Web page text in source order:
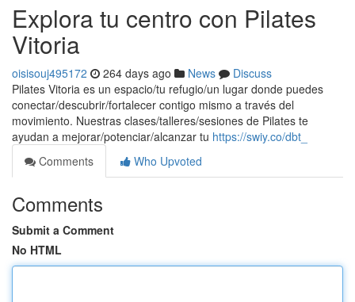
Explora tu centro con Pilates
Vitoria
oisisouj495172 264 days ago News
Discuss
Pilates Vitoria es un espacio/tu refugio/un lugar donde puedes
conectar/descubrir/fortalecer contigo mismo a través del
movimiento. Nuestras clases/talleres/sesiones de Pilates te
ayudan a mejorar/potenciar/alcanzar tu https://swiy.co/dbt_
Comments
Who Upvoted
Comments
Submit a Comment
No HTML